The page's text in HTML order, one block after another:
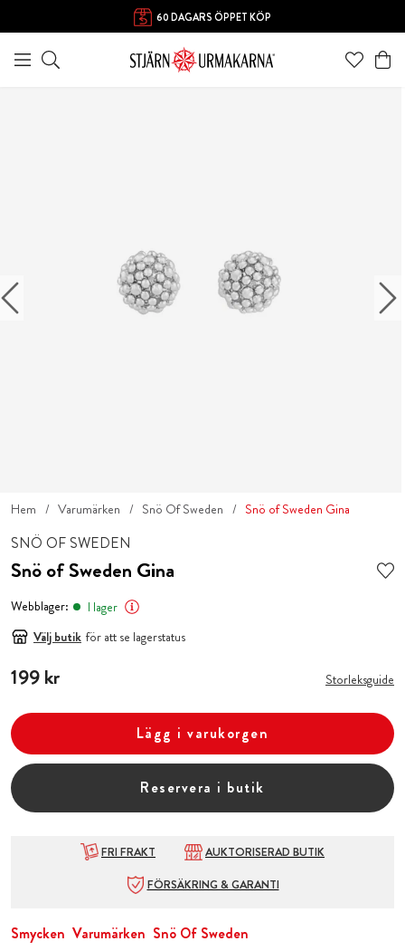
60 DAGARS ÖPPET KÖP
FRI FRAKT ÖVER 1000 KR
Hem Varumärken Snö Of Sweden Snö of Sweden Gina
SNÖ OF SWEDEN
Snö of Sweden Gina
Webblager:
I lager
Välj butik för att se lagerstatus
Pris: 199 kr
199 kr Storleksguide
Lägg i varukorgen
Reservera i butik
FRI FRAKT
AUKTORISERAD BUTIK
FÖRSÄKRING & GARANTI
Smycken Varumärken Snö Of Sweden